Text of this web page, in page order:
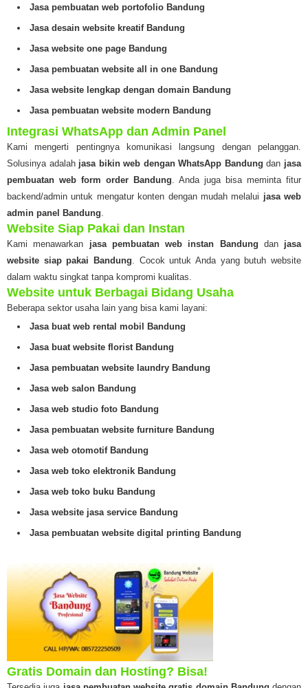
Jasa pembuatan web portofolio Bandung
Jasa desain website kreatif Bandung
Jasa website one page Bandung
Jasa pembuatan website all in one Bandung
Jasa website lengkap dengan domain Bandung
Jasa pembuatan website modern Bandung
Integrasi WhatsApp dan Admin Panel
Kami mengerti pentingnya komunikasi langsung dengan pelanggan.
Solusinya adalah jasa bikin web dengan WhatsApp Bandung dan jasa
pembuatan web form order Bandung. Anda juga bisa meminta fitur
backend/admin untuk mengatur konten dengan mudah melalui jasa web
admin panel Bandung.
Website Siap Pakai dan Instan
Kami menawarkan jasa pembuatan web instan Bandung dan jasa
website siap pakai Bandung. Cocok untuk Anda yang butuh website
dalam waktu singkat tanpa kompromi kualitas.
Website untuk Berbagai Bidang Usaha
Beberapa sektor usaha lain yang bisa kami layani:
Jasa buat web rental mobil Bandung
Jasa buat website florist Bandung
Jasa pembuatan website laundry Bandung
Jasa web salon Bandung
Jasa web studio foto Bandung
Jasa pembuatan website furniture Bandung
Jasa web otomotif Bandung
Jasa web toko elektronik Bandung
Jasa web toko buku Bandung
Jasa website jasa service Bandung
Jasa pembuatan website digital printing Bandung
Gratis Domain dan Hosting? Bisa!